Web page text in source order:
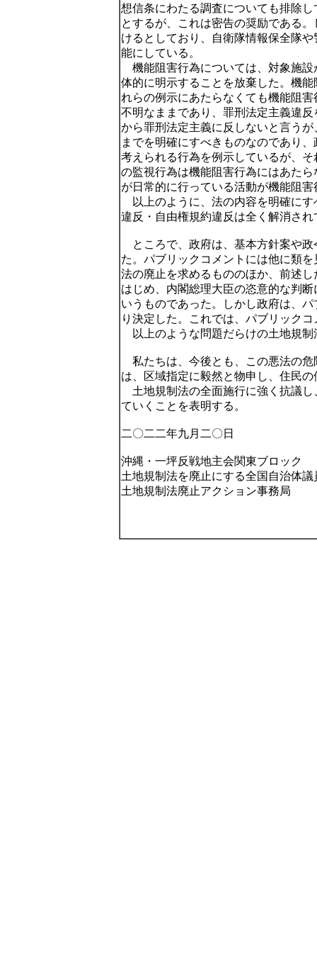
想信条にわたる調査についても排除
とするが、これは密告の奨励である
けるとしており、自衛隊情報保全隊
能にしている。
機能阻害行為については、対象施設
体的に明示することを放棄した。機
れらの例示にあたらなくても機能阻
不明なままであり、罪刑法定主義違
から罪刑法定主義に反しないと言う
までを明確にすべきものなのであり
考えられる行為を例示しているが、
の監視行為は機能阻害行為にはあた
が日常的に行っている活動が機能阻
以上のように、法の内容を明確にす
違反・自由権規約違反は全く解消され
ところで、政府は、基本方針案や政
た。パブリックコメントには他に類
法の廃止を求めるもののほか、前述
はじめ、内閣総理大臣の恣意的な判
いうものであった。しかし政府は、
り決定した。これでは、パブリック
以上のような問題だらけの土地規制
私たちは、今後とも、この悪法の危
は、区域指定に毅然と物申し、住民
土地規制法の全面施行に強く抗議し
ていくことを表明する。
二〇二二年九月二〇日
沖縄・一坪反戦地主会関東ブロック
土地規制法を廃止にする全国自治体議
土地規制法廃止アクション事務局